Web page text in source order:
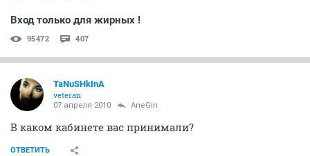
Вход только для жирных !
95472 407
TaNuSHkInA
veteran
07 апреля 2010 AneGin
В каком кабинете вас принимали?
ОТВЕТИТЬ